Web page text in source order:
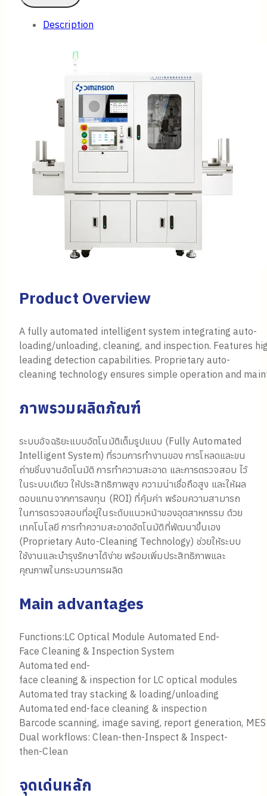
Description
Product Overview
A fully automated intelligent system integrating auto-
loading/unloading, cleaning, and inspection. Features
leading detection capabilities. Proprietary auto-
cleaning technology ensures simple operation and
ภาพรวมผลิตภัณฑ์
ระบบอัจฉริยะแบบอัตโนมัติเต็มรูปแบบ (Fully Automated
Intelligent System) ที่รวมการทำงานของ การโหลดและขน
ถ่ายชิ้นงานอัตโนมัติ การทำความสะอาด และการตรวจสอบ ไว้
ในระบบเดียว ให้ประสิทธิภาพสูง ความน่าเชื่อถือสูง และให้ผล
ตอบแทนจากการลงทุน (ROI) ที่คุ้มค่า พร้อมความสามารถ
ในการตรวจสอบที่อยู่ในระดับแนวหน้าของอุตสาหกรรม ด้วย
เทคโนโลยี การทำความสะอาดอัตโนมัติที่พัฒนาขึ้นเอง
(Proprietary Auto-Cleaning Technology) ช่วยให้ระบบ
ใช้งานและบำรุงรักษาได้ง่าย พร้อมเพิ่มประสิทธิภาพและ
คุณภาพในกระบวนการผลิต
Main advantages
Functions:LC Optical Module Automated End-
Face Cleaning & Inspection System
Automated end-
face cleaning & inspection for LC optical modules
Automated tray stacking & loading/unloading
Automated end-face cleaning & inspection
Barcode scanning, image saving, report generation,
Dual workflows: Clean-then-Inspect & Inspect-
then-Clean
จุดเด่นหลัก